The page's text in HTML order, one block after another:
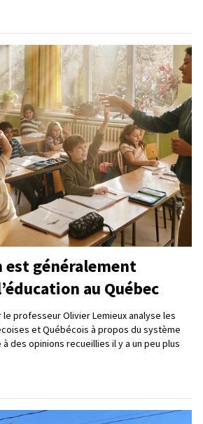
est généralement
au Québec
professeur Olivier Lemieux analyse les
et Québécois à propos du système
des opinions recueillies il y a un peu plus